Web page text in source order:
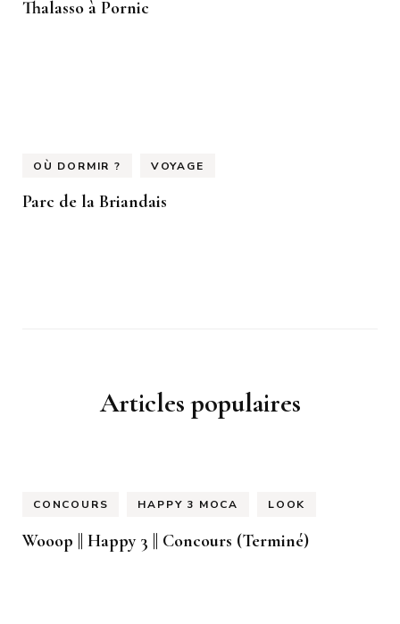
Thalasso à Pornic
OÙ DORMIR ? VOYAGE
Parc de la Briandais
Articles populaires
CONCOURS HAPPY 3 MOCA LOOK
Wooop || Happy 3 || Concours (Terminé)